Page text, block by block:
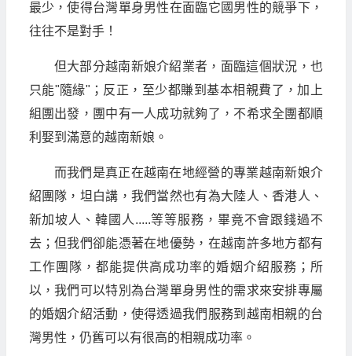
最少，使得台灣單身男性在面臨它國男性的競爭下，
往往不是對手！
但大部分越南新娘介紹業者，面臨這個狀況，也
只能"隨緣"；反正，至少都賺到基本相親費了，加上
組團出發，團中有一人成功就夠了，不希求全團都順
利娶到滿意的越南新娘。
而我們是真正在越南在地經營的專業越南新娘介
紹團隊，坦白講，我們當然也有為大陸人、香港人、
新加坡人、韓國人.....等等服務，畢竟不會跟錢過不
去；但我們卻能憑著在地優勢，在越南許多地方都有
工作團隊，都能提供高成功率的婚姻介紹服務；所
以，我們可以特別為台灣單身男性的需求來安排專屬
的婚姻介紹活動，使得透過我們服務到越南相親的台
灣男性，仍舊可以有很高的相親成功率。